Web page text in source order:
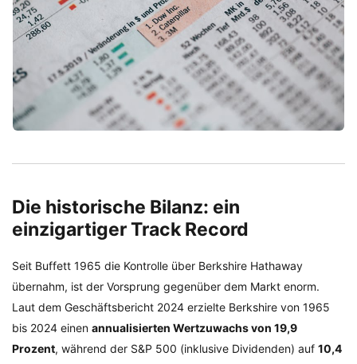
Die historische Bilanz: ein
einzigartiger Track Record
Seit Buffett 1965 die Kontrolle über Berkshire Hathaway
übernahm, ist der Vorsprung gegenüber dem Markt enorm.
Laut dem Geschäftsbericht 2024 erzielte Berkshire von 1965
bis 2024 einen annualisierten Wertzuwachs von 19,9
Prozent, während der S&P 500 (inklusive Dividenden) auf 10,4